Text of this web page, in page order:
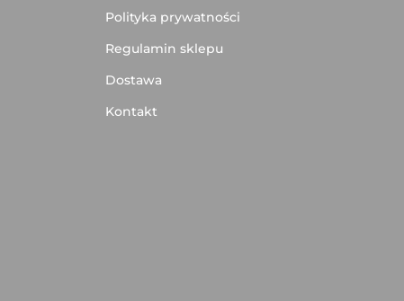
Polityka prywatności
Regulamin sklepu
Dostawa
Kontakt